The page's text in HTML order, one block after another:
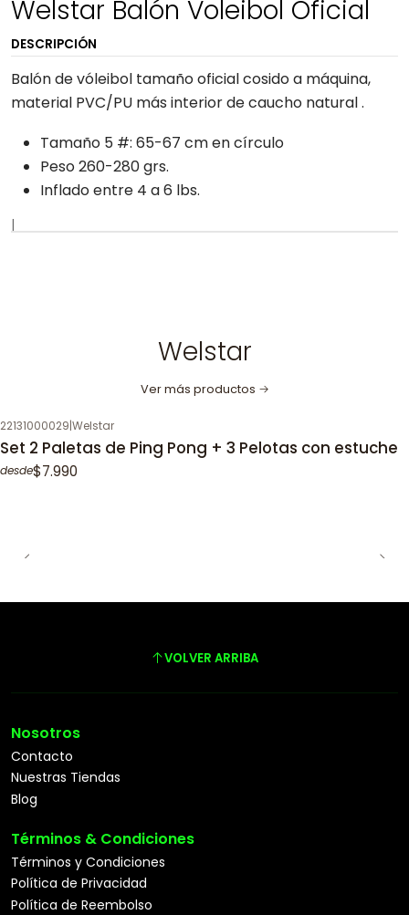
Welstar Balón Voleibol Oficial
DESCRIPCIÓN
Balón de vóleibol tamaño oficial cosido a máquina,
material PVC/PU más interior de caucho natural .
Tamaño 5 #: 65-67 cm en círculo
Peso 260-280 grs.
Inflado entre 4 a 6 lbs.
|
Welstar
Ver más productos
22131000029|Welstar
Set 2 Paletas de Ping Pong + 3 Pelotas con estuche
desde$7.990
VOLVER ARRIBA
Nosotros
Contacto
Nuestras Tiendas
Blog
Términos & Condiciones
Términos y Condiciones
Política de Privacidad
Política de Reembolso